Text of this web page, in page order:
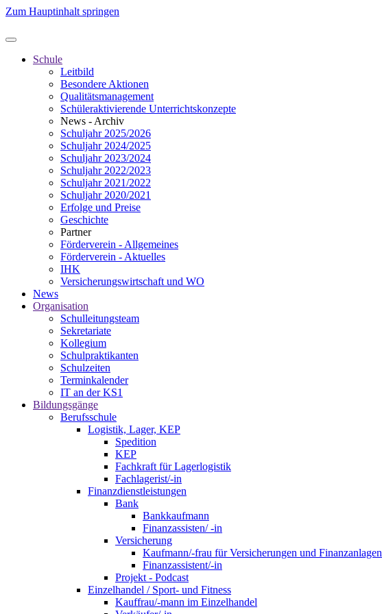
Zum Hauptinhalt springen
Schule
Leitbild
Besondere Aktionen
Qualitätsmanagement
Schüleraktivierende Unterrichtskonzepte
News - Archiv
Schuljahr 2025/2026
Schuljahr 2024/2025
Schuljahr 2023/2024
Schuljahr 2022/2023
Schuljahr 2021/2022
Schuljahr 2020/2021
Erfolge und Preise
Geschichte
Partner
Förderverein - Allgemeines
Förderverein - Aktuelles
IHK
Versicherungswirtschaft und WO
News
Organisation
Schulleitungsteam
Sekretariate
Kollegium
Schulpraktikanten
Schulzeiten
Terminkalender
IT an der KS1
Bildungsgänge
Berufsschule
Logistik, Lager, KEP
Spedition
KEP
Fachkraft für Lagerlogistik
Fachlagerist/-in
Finanzdienstleistungen
Bank
Bankkaufmann
Finanzassisten/ -in
Versicherung
Kaufmann/-frau für Versicherungen und Finanzanlagen
Finanzassistent/-in
Projekt - Podcast
Einzelhandel / Sport- und Fitness
Kauffrau/-mann im Einzelhandel